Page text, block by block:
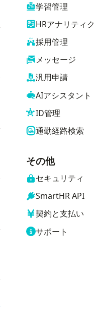
学習管理
HRアナリティ
採用管理
メッセージ
汎用申請
AIアシスタント
ID管理
通勤経路検索
その他
セキュリティ
SmartHR API
契約と支払い
サポート